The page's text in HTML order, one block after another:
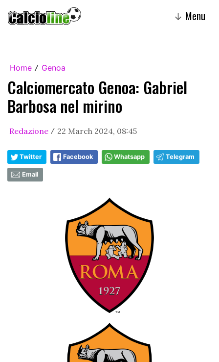
↓ Menu
Home / Genoa
Calciomercato Genoa: Gabriel
Barbosa nel mirino
Redazione / 22 March 2024, 08:45
Twitter Facebook Whatsapp Telegram
Email